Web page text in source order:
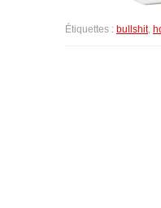
Étiquettes : bullshit,